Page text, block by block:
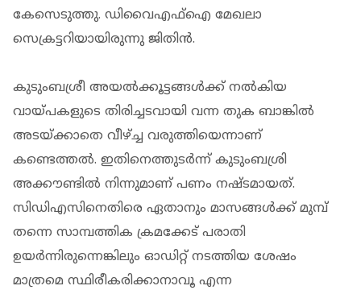
കേസെടുത്തു. ഡിവൈഎഫ്‌ഐ മേഖലാ
സെക്രട്ടറിയായിരുന്നു ജിതിന്‍.
കുടുംബശ്രീ അയല്‍ക്കൂട്ടങ്ങള്‍ക്ക് നല്‍കിയ
വായ്പകളുടെ തിരിച്ചടവായി വന്ന തുക ബാങ്കില്‍
അടയ്ക്കാതെ വീഴ്ച്ച വരുത്തിയെന്നാണ്
കണ്ടെത്തല്‍. ഇതിനെത്തുടര്‍ന്ന് കുടുംബശ്രി
അക്കൗണ്ടില്‍ നിന്നുമാണ് പണം നഷ്ടമായത്.
സിഡിഎസിനെതിരെ ഏതാനും മാസങ്ങള്‍ക്ക് മുമ്പ്
തന്നെ സാമ്പത്തിക ക്രമക്കേട് പരാതി
ഉയര്‍ന്നിരുന്നെങ്കിലും ഓഡിറ്റ് നടത്തിയ ശേഷം
മാത്രമെ സ്ഥിരീകരിക്കാനാവൂ എന്ന